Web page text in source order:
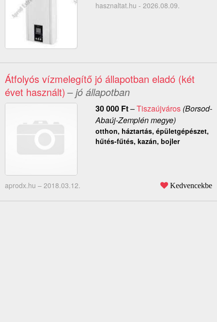
hasznaltat.hu - 2026.08.09.
Átfolyós vízmelegítő jó állapotban eladó (két
évet használt) – jó állapotban
30 000 Ft–Tiszaújváros(Borsod-
Abaúj-Zemplén megye)
otthon, háztartás, épületgépészet,
hűtés-fűtés, kazán, bojler
aprodx.hu – 2018.03.12. Kedvencekbe